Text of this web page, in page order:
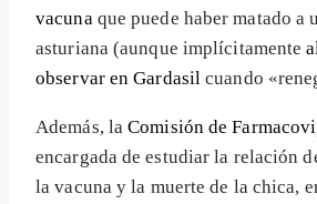
vacuna que puede haber matado a
asturiana (aunque implícitamente
observar en Gardasil cuando
Además, laComisión de
encargada de estudiar la relación
la vacuna y la muerte de la chica,